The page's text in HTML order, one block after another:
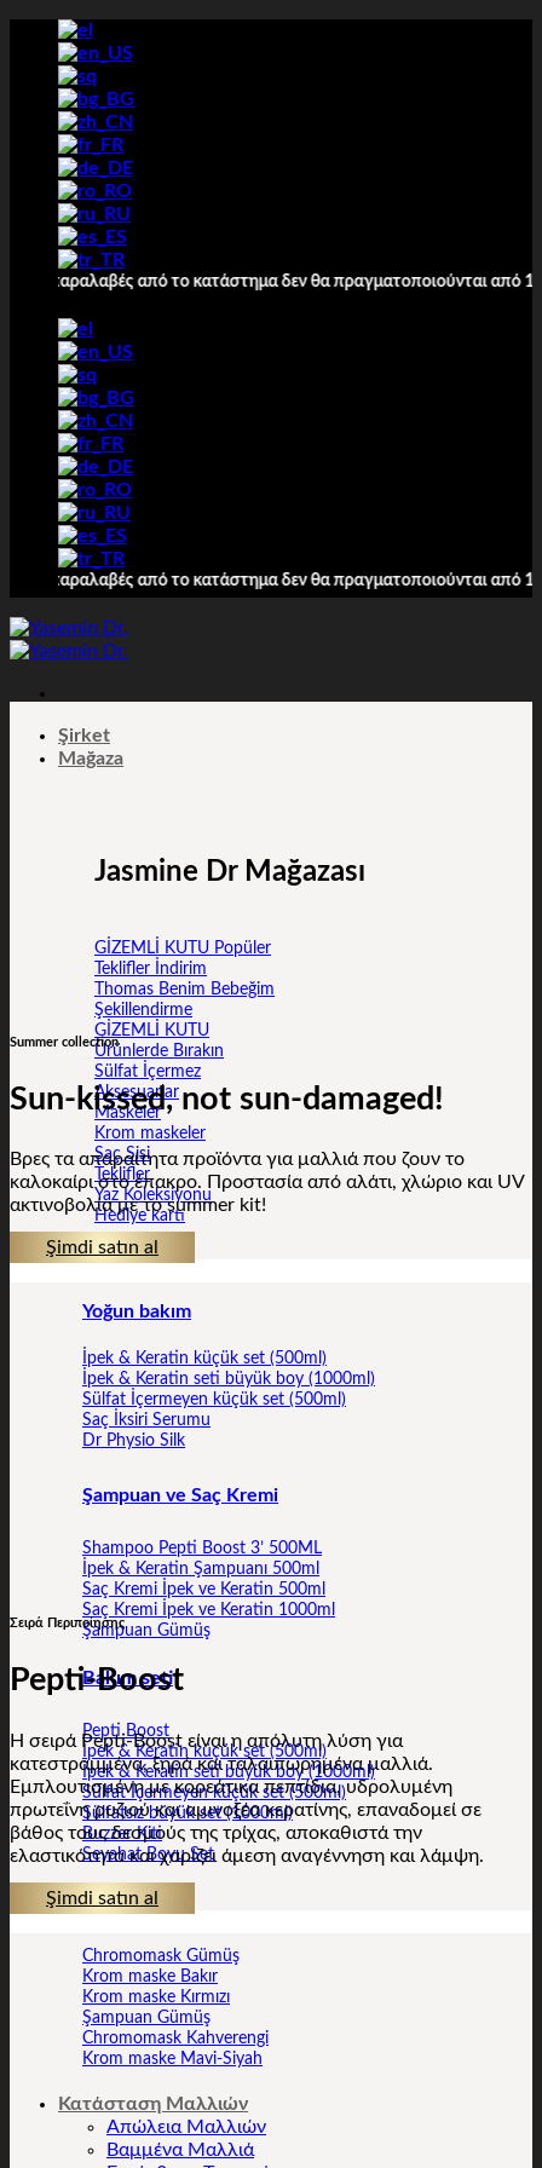
İçeriğe
από το κατάστημα δεν θα πραγματοποιούνται από 10/8
από το κατάστημα δεν θα πραγματοποιούνται από 10/8
Şirket
Mağaza
Jasmine Dr Mağazası
GİZEMLİ KUTU
Teklifler
Thomas Benim Bebeğim
Şekillendirme
GİZEMLİ KUTU
Ürünlerde Bırakın
Sülfat İçermez
Aksesuarlar
Maskeler
Krom maskeler
Saç Sisi
Teklifler
Yaz Koleksiyonu
Hediye kartı
Yoğun bakım
İpek & Keratin küçük set (500ml)
İpek & Keratin seti büyük boy (1000ml)
Sülfat İçermeyen küçük set (500ml)
Saç İksiri Serumu
Dr Physio Silk
Şampuan ve Saç Kremi
Shampoo Pepti Boost 3’ 500ML
İpek & Keratin Şampuanı 500ml
Saç Kremi İpek ve Keratin 500ml
Saç Kremi İpek ve Keratin 1000ml
Şampuan Gümüş
Bakım seti
Pepti Boost
İpek & Keratin küçük set (500ml)
İpek & Keratin seti büyük boy (1000ml)
Sülfat İçermeyen küçük set (500ml)
Sülfatsız büyük set (1000ml)
Buzzer Kiti
Seyahat Boyu Set
Renk bakımı
Chromomask Gümüş
Krom maske Bakır
Krom maske Kırmızı
Şampuan Gümüş
Chromomask Kahverengi
Krom maske Mavi-Siyah
Κατάσταση Μαλλιών
Απώλεια Μαλλιών
Βαμμένα Μαλλιά
Summer collection
Sun-kissed, not sun-damaged!
Βρες τα απαραίτητα προϊόντα για μαλλιά που ζουν το
καλοκαίρι στο έπακρο. Προστασία από αλάτι, χλώριο και UV
ακτινοβολία με το summer kit!
Şimdi satın al
Σειρά Περιποίησης
Pepti-Boost
H σειρά Pepti-Boost είναι η απόλυτη λύση για
κατεστραμμένα, ξηρά και ταλαιπωρημένα μαλλιά.
Εμπλουτισμένη με κορεάτικα πεπτίδια, υδρολυμένη
πρωτεΐνη ρυζιού και αμινοξέα κερατίνης, επαναδομεί σε
βάθος τους δεσμούς της τρίχας, αποκαθιστά την
ελαστικότητα και χαρίζει άμεση αναγέννηση και λάμψη.
Şimdi satın al